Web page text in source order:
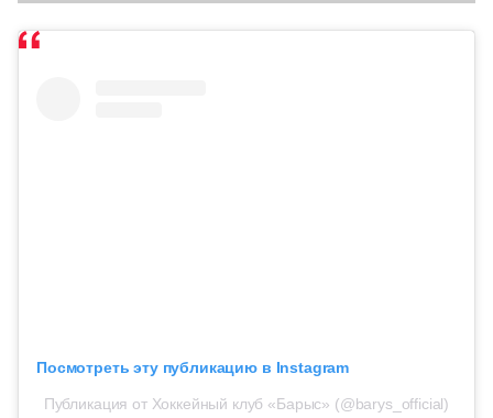
Посмотреть эту публикацию в Instagram
Публикация от Хоккейный клуб «Барыс» (@barys_official)